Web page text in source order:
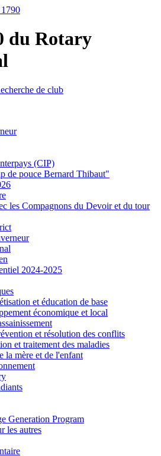
du Rotary
de club
(CIP)
de pouce Bernard Thibaut"
les Compagnons du Devoir et du tour
2024-2025
et éducation de base
économique et local
et résolution des conflits
et traitement des maladies
la mère et de l'enfant
Generation Program
les autres